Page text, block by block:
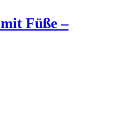
Füße –